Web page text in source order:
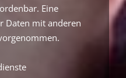
Eine
Daten mit anderen